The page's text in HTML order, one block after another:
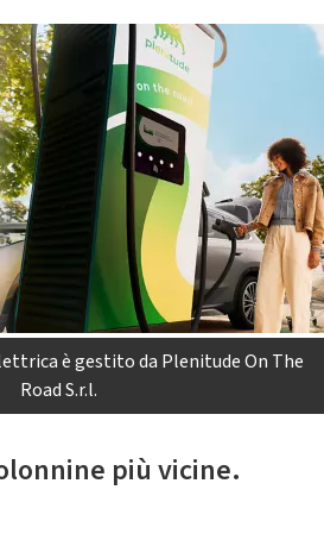
è gestito da Plenitude On The
Road S.r.l.
più vicine.